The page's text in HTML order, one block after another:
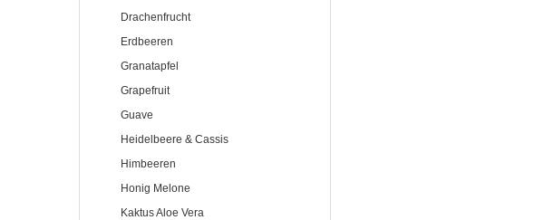
Drachenfrucht
Erdbeeren
Granatapfel
Grapefruit
Guave
Heidelbeere & Cassis
Himbeeren
Honig Melone
Kaktus Aloe Vera